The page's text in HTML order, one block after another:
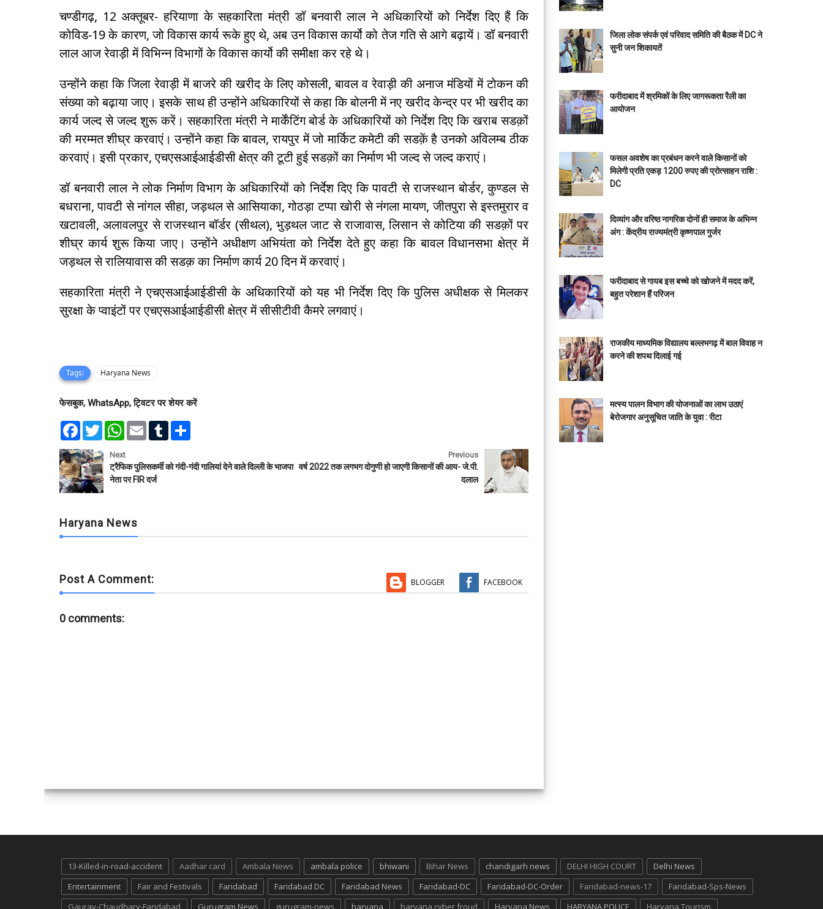
चण्डीगढ़, 12 अक्तूबर- हरियाणा के सहकारिता मंत्री डॉ बनवारी लाल ने अधिकारियों को निर्देश दिए हैं कि
कोविड-19 के कारण, जो विकास कार्य रूके हुए थे, अब उन विकास कार्यो को तेज गति से आगे बढ़ायें। डॉ बनवारी
लाल आज रेवाड़ी में विभिन्न विभागों के विकास कार्यो की समीक्षा कर रहे थे।
उन्होंने कहा कि जिला रेवाड़ी में बाजरे की खरीद के लिए कोसली, बावल व रेवाड़ी की अनाज मंडियों में टोकन की
संख्या को बढ़ाया जाए। इसके साथ ही उन्होंने अधिकारियों से कहा कि बोलनी में नए खरीद केन्द्र पर भी खरीद का
कार्य जल्द से जल्द शुरू करें। सहकारिता मंत्री ने मार्केंटिंग बोर्ड के अधिकारियों को निर्देश दिए कि खराब सडक़ों
की मरम्मत शीघ्र करवाएं। उन्होंने कहा कि बावल, रायपुर में जो मार्किट कमेटी की सडक़ें है उनको अविलम्ब ठीक
करवाएं। इसी प्रकार, एचएसआईआईडीसी क्षेत्र की टूटी हुई सडक़ों का निर्माण भी जल्द से जल्द कराएं।
डॉ बनवारी लाल ने लोक निर्माण विभाग के अधिकारियों को निर्देश दिए कि पावटी से राजस्थान बोर्डर, कुण्डल से
बधराना, पावटी से नांगल सीहा, जड़थल से आसियाका, गोठड़ा टप्पा खोरी से नंगला मायण, जीतपुरा से इस्तमुरार व
खटावली, अलावलपुर से राजस्थान बॉर्डर (सीथल), भुड़थल जाट से राजावास, लिसान से कोटिया की सडक़ों पर
शीघ्र कार्य शुरू किया जाए। उन्होंने अधीक्षण अभियंता को निर्देश देते हुए कहा कि बावल विधानसभा क्षेत्र में
जड़थल से रालियावास की सडक़ का निर्माण कार्य 20 दिन में करवाएं।
सहकारिता मंत्री ने एचएसआईआईडीसी के अधिकारियों को यह भी निर्देश दिए कि पुलिस अधीक्षक से मिलकर
सुरक्षा के प्वाइंटों पर एचएसआईआईडीसी क्षेत्र में सीसीटीवी कैमरे लगवाएं।
Tags: Haryana News
फेसबुक, WhatsApp, ट्विटर पर शेयर करें
F
e
b
o
o
k
T
w
t
t
e
r
W
t
s
A
p
E
l
T
l
e
Next
ट्रैफिक पुलिसकर्मी को गंदी-गंदी गालियां देने वाले दिल्ली के भाजपा
नेता पर FIR दर्ज
Previous
वर्ष 2022 तक लगभग दोगुणी हो जाएगी किसानों की आय- जे.पी.
दलाल
Haryana News
Post A Comment: BLOGGER FACEBOOK
0 comments:
जिला लोक संपर्क एवं परिवाद समिति की बैठक में DC ने
सुनी जन शिकायतें
फरीदाबाद में श्रमिकों के लिए जागरूकता रैली का
आयोजन
फसल अवशेष का प्रबंधन करने वाले किसानों को
मिलेगी प्रति एकड़ 1200 रुपए की प्रोत्साहन राशि :
DC
दिव्यांग और वरिष्ठ नागरिक दोनों ही समाज के अभिन्न
अंग : केंद्रीय राज्यमंत्री कृष्णपाल गुर्जर
फरीदाबाद से गायब इस बच्चे को खोजने में मदद करें,
बहुत परेशान हैं परिजन
राजकीय माध्यमिक विद्यालय बल्लभगढ़ में बाल विवाह न
करने की शपथ दिलाई गई
मत्स्य पालन विभाग की योजनाओं का लाभ उठाएं
बेरोजगार अनुसूचित जाति के युवा : रीटा
13-Killed-in-road-accident Aadhar card Ambala News ambala police bhiwani Bihar News chandigarh news DELHI HIGH COURT
Delhi News
Entertainment
Fair and Festivals Faridabad Faridabad DC Faridabad News Faridabad-DC Faridabad-DC-Order Faridabad-news-17
Faridabad-Sps-News
Gaurav-Chaudhary-Faridabad
Gurugram News gurugram-news haryana haryana cyber froud Haryana News HARYANA POLICE Haryana Tourism